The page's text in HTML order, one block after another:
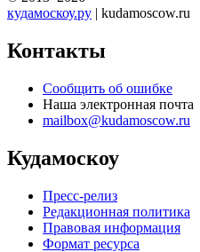
кудамоскоу.ру | kudamoscow.ru
Контакты
Сообщить об ошибке
Наша электронная почта
mailbox@kudamoscow.ru
Кудамоскоу
Пресс-релиз
Редакционная политика
Правовая информация
Формат ресурса